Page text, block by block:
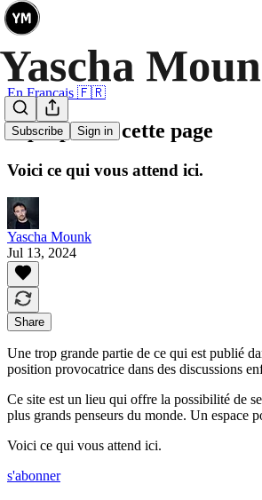
Subscribe Sign in
En Français 🇫🇷
À propos de cette page
Voici ce qui vous attend ici.
Yascha Mounk
Jul 13, 2024
Share
Une trop grande partie de ce qui est publié
position provocatrice dans des discussions
Ce site est un lieu qui offre la possibilité de
plus grands penseurs du monde. Un espace
Voici ce qui vous attend ici.
s'abonner